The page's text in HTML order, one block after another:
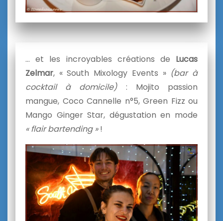
… et les incroyables créations de Lucas
Zelmar, « South Mixology Events » (bar à
cocktail à domicile): Mojito passion
mangue, Coco Cannelle n°5, Green Fizz ou
Mango Ginger Star, dégustation en mode
« flair bartending »!